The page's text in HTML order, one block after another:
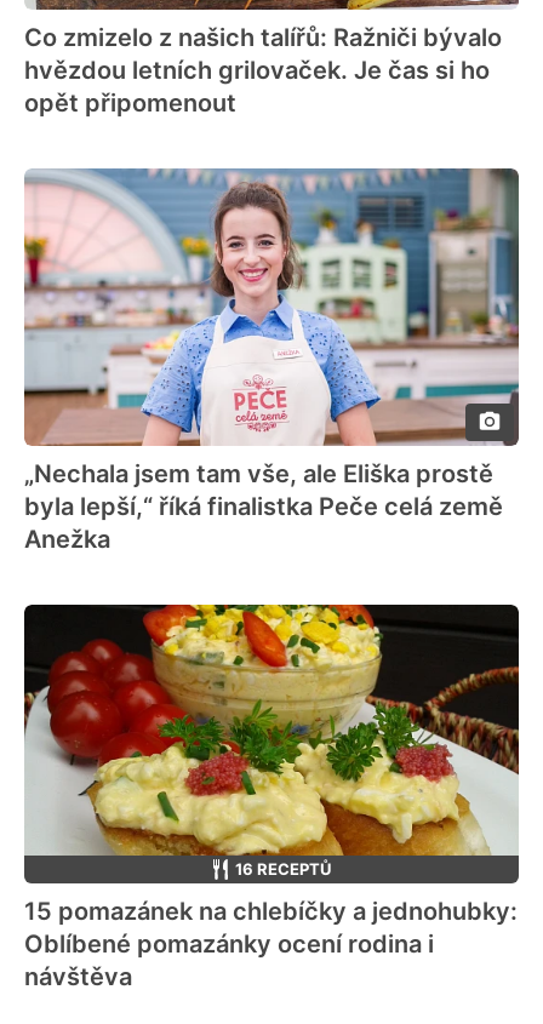
Co zmizelo z našich talířů: Ražniči bývalo
hvězdou letních grilovaček. Je čas si ho
opět připomenout
„Nechala jsem tam vše, ale Eliška prostě
byla lepší,“ říká finalistka Peče celá země
Anežka
16 RECEPTŮ
15 pomazánek na chlebíčky a jednohubky:
Oblíbené pomazánky ocení rodina i
návštěva